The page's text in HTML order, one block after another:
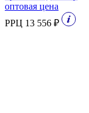
оптовая цена
РРЦ 13 556 ₽